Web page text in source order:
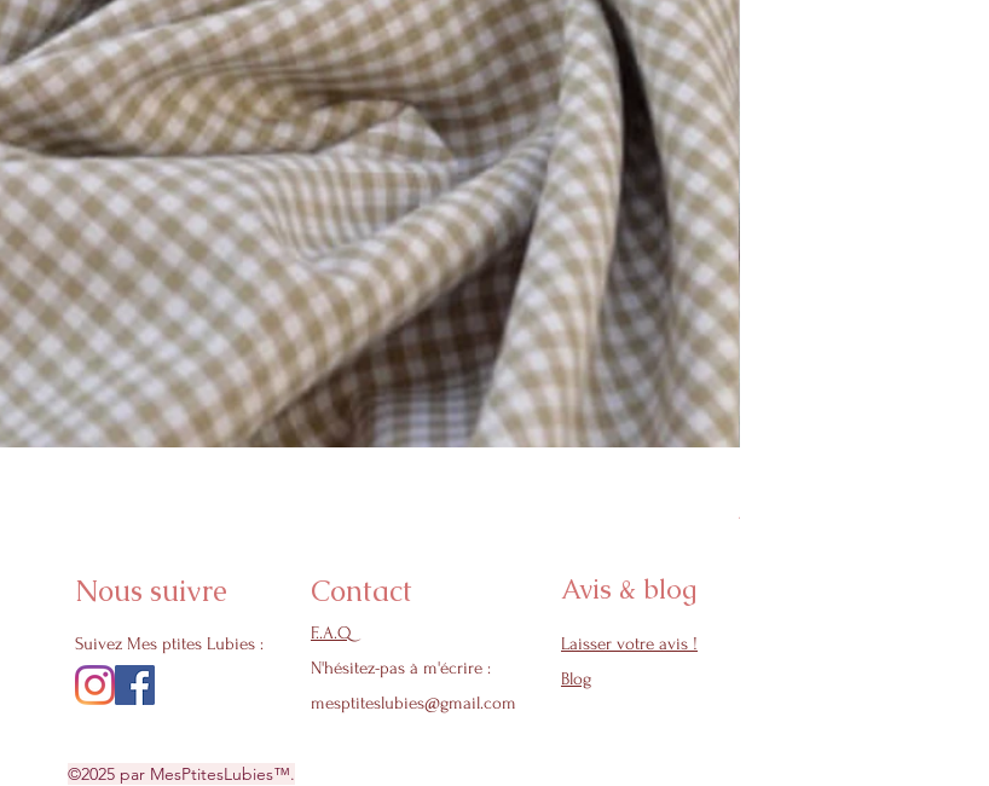
À partir de
Prix promotionnel
Nous suivre
Suivez Mes ptites Lubies :
Contact
F..A.Q
N'hésitez-pas à m'écrire :
mesptiteslubies@gmail.com
Avis & blog
Laisser votre avis !
Blog
©2025 par MesPtitesLubies™.